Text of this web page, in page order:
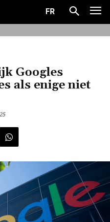
FR
Googles
als enige niet